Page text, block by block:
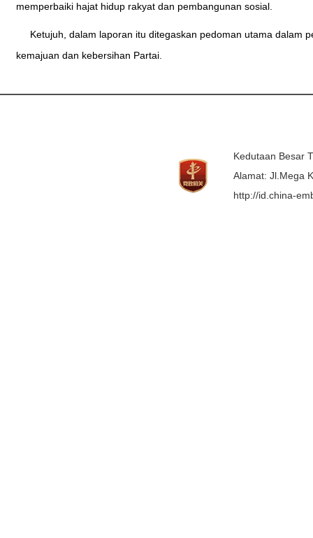
memperbaiki hajat hidup rakyat dan pembangunan sosial.
Ketujuh, dalam laporan itu ditegaskan pedoman utama dalam
kemajuan dan kebersihan Partai.
Kedutaan Besar
Alamat: Jl.Mega
http://id.china-